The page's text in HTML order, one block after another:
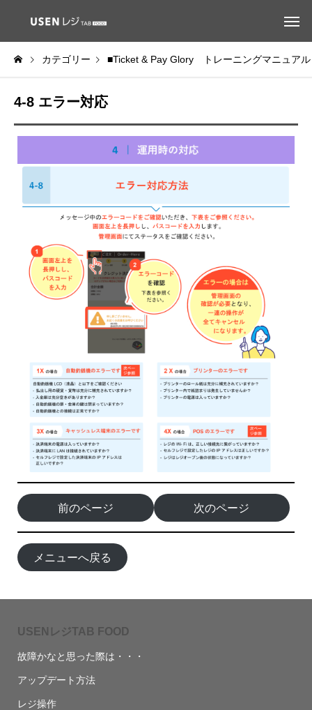
カテゴリー ■Ticket & Pay Glory トレーニングマニュアル
4-8 エラー対応
前のページ 次のページ
メニューへ戻る
USENレジTAB FOOD
故障かなと思った際は・・・
アップデート方法
レジ操作